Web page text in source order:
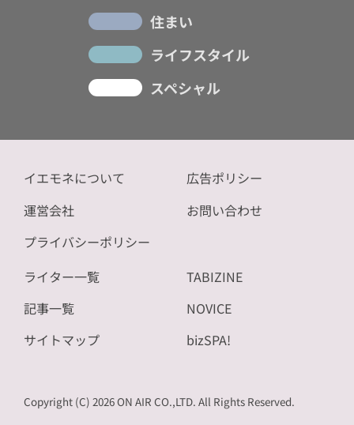
住まい
ライフスタイル
スペシャル
イエモネについて
運営会社
プライバシーポリシー
広告ポリシー
お問い合わせ
ライター一覧
記事一覧
サイトマップ
TABIZINE
NOVICE
bizSPA!
Copyright (C) 2026 ON AIR CO.,LTD. All Rights Reserved.